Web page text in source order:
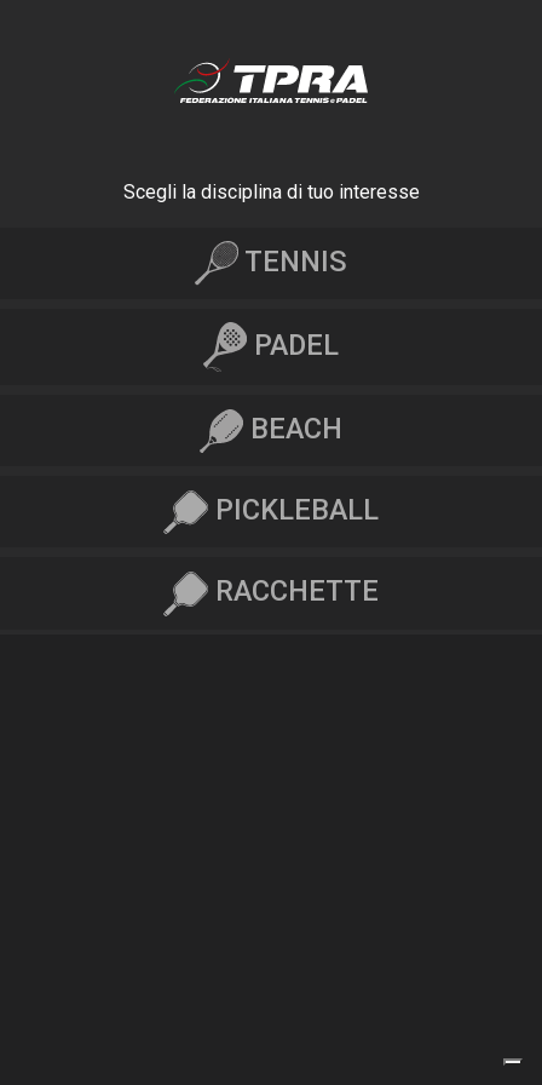
Scegli la disciplina di tuo interesse
TENNIS
PADEL
BEACH
PICKLEBALL
RACCHETTE